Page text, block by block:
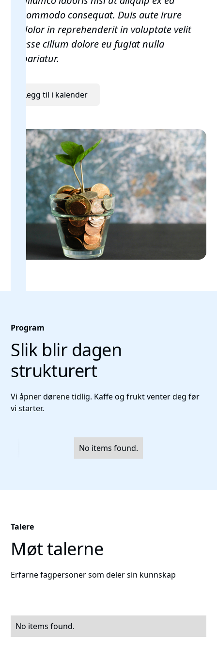
commodo consequat. Duis aute irure
dolor in reprehenderit in voluptate velit
esse cillum dolore eu fugiat nulla
pariatur.
Legg til i kalender
Program
Slik blir dagen
strukturert
Vi åpner dørene tidlig. Kaffe og frukt venter deg før
vi starter.
No items found.
Talere
Møt talerne
Erfarne fagpersoner som deler sin kunnskap
No items found.